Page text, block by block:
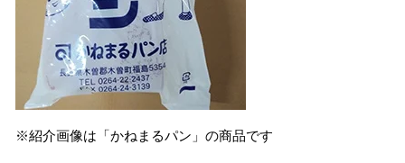
※紹介画像は「かねまるパン」の商品です